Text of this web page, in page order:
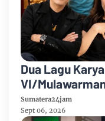
Dua Lagu
VI/
Pramono Jadi
HUT Ke-81 RI
Sumatera24jam
Sept 06, 2026